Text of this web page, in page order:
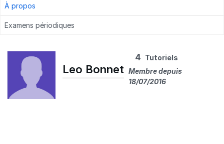
À propos
Examens périodiques
Leo Bonnet
4 Tutoriels
Membre depuis
18/07/2016